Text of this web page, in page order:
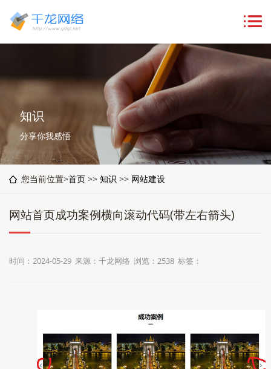
知识
分享你我感悟
您当前位置>首页 >> 知识 >> 网站建设
网站首页成功案例横向滚动代码(带左右箭头)
时间：2024-05-29 来源：千龙网络 浏览：2538 标签：